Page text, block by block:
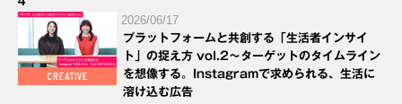
2026/06/17
プラットフォームと共創する「生活者インサイ
ト」の捉え方 vol.2～ターゲットのタイムライン
を想像する。Instagramで求められる、生活に
溶け込む広告